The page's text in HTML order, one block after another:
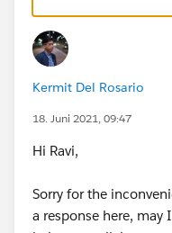
Kermit Del Rosario
18. Juni 2021, 09:47
Hi Ravi,
Sorry for the
a response here, may